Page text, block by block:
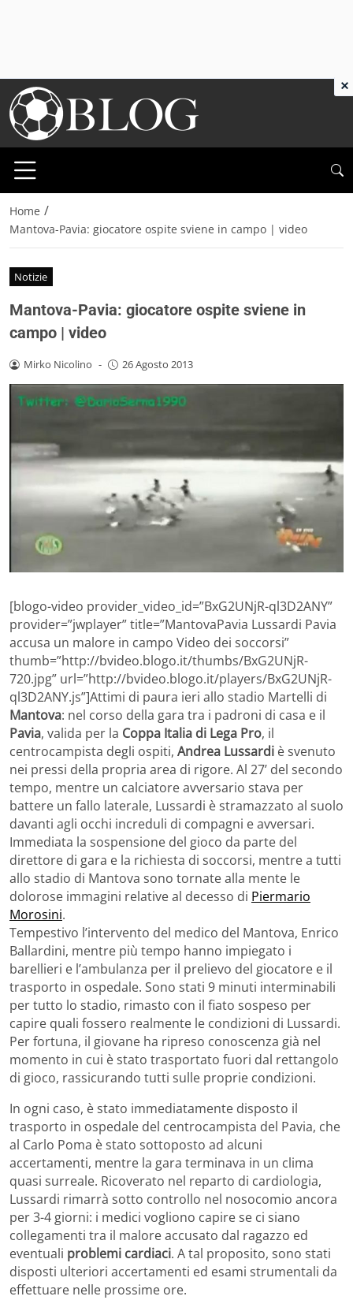
Home /
Mantova-Pavia: giocatore ospite sviene in campo | video
Notizie
Mantova-Pavia: giocatore ospite sviene in
campo | video
Mirko Nicolino - 26 Agosto 2013
[blogo-video provider_video_id=”BxG2UNjR-ql3D2ANY”
provider=”jwplayer” title=”MantovaPavia Lussardi Pavia
accusa un malore in campo Video dei soccorsi”
thumb=”http://bvideo.blogo.it/thumbs/BxG2UNjR-
720.jpg” url=”http://bvideo.blogo.it/players/BxG2UNjR-
ql3D2ANY.js”]Attimi di paura ieri allo stadio Martelli di
Mantova: nel corso della gara tra i padroni di casa e il
Pavia, valida per la Coppa Italia di Lega Pro, il
centrocampista degli ospiti, Andrea Lussardi è svenuto
nei pressi della propria area di rigore. Al 27’ del secondo
tempo, mentre un calciatore avversario stava per
battere un fallo laterale, Lussardi è stramazzato al suolo
davanti agli occhi increduli di compagni e avversari.
Immediata la sospensione del gioco da parte del
direttore di gara e la richiesta di soccorsi, mentre a tutti
allo stadio di Mantova sono tornate alla mente le
dolorose immagini relative al decesso di Piermario
Morosini.
Tempestivo l’intervento del medico del Mantova, Enrico
Ballardini, mentre più tempo hanno impiegato i
barellieri e l’ambulanza per il prelievo del giocatore e il
trasporto in ospedale. Sono stati 9 minuti interminabili
per tutto lo stadio, rimasto con il fiato sospeso per
capire quali fossero realmente le condizioni di Lussardi.
Per fortuna, il giovane ha ripreso conoscenza già nel
momento in cui è stato trasportato fuori dal rettangolo
di gioco, rassicurando tutti sulle proprie condizioni.
In ogni caso, è stato immediatamente disposto il
trasporto in ospedale del centrocampista del Pavia, che
al Carlo Poma è stato sottoposto ad alcuni
accertamenti, mentre la gara terminava in un clima
quasi surreale. Ricoverato nel reparto di cardiologia,
Lussardi rimarrà sotto controllo nel nosocomio ancora
per 3-4 giorni: i medici vogliono capire se ci siano
collegamenti tra il malore accusato dal ragazzo ed
eventuali problemi cardiaci. A tal proposito, sono stati
disposti ulteriori accertamenti ed esami strumentali da
effettuare nelle prossime ore.
×